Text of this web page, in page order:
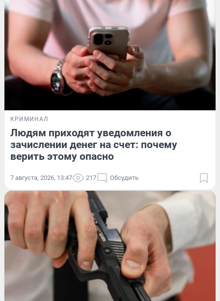
КРИМИНАЛ
Людям приходят уведомления о
зачислении денег на счет: почему
верить этому опасно
7 августа, 2026, 13:47 217 Обсудить